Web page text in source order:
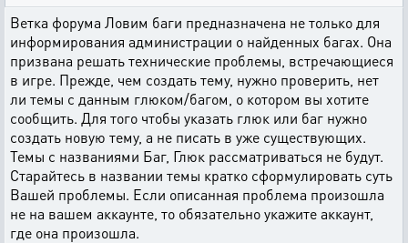
Ветка форума Ловим баги предназначена не только для
информирования администрации о найденных багах. Она
призвана решать технические проблемы, встречающиеся
в игре. Прежде, чем создать тему, нужно проверить, нет
ли темы с данным глюком/багом, о котором вы хотите
сообщить. Для того чтобы указать глюк или баг нужно
создать новую тему, а не писать в уже существующих.
Темы с названиями Баг, Глюк рассматриваться не будут.
Старайтесь в названии темы кратко сформулировать суть
Вашей проблемы. Если описанная проблема произошла
не на вашем аккаунте, то обязательно укажите аккаунт,
где она произошла.